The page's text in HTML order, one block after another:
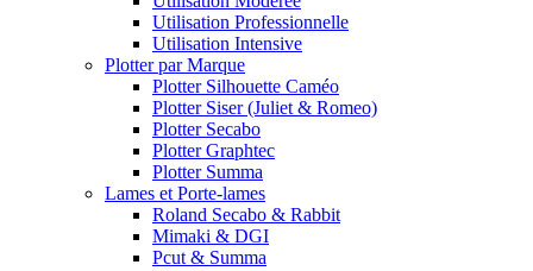
Utilisation Professionnelle
Utilisation Intensive
Plotter par Marque
Plotter Silhouette Caméo
Plotter Siser (Juliet & Romeo)
Plotter Secabo
Plotter Graphtec
Plotter Summa
Lames et Porte-lames
Roland Secabo & Rabbit
Mimaki & DGI
Pcut & Summa